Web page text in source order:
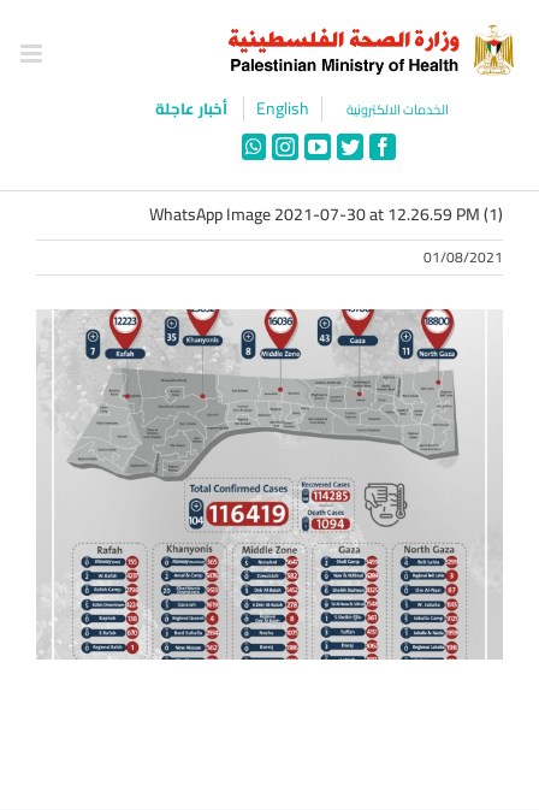
content
الخدمات الالكترونية English أخبار عاجلة
Facebook
Twitter
YouTube
Instagram
WhatsApp
WhatsApp Image 2021-07-30 at 12.26.59 PM (1)
01/08/2021